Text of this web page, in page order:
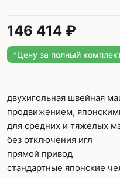
146 414 ₽
*Цену за полный
двухигольная швейная
продвижением,
для средних и тяжелых
без отключения игл
прямой привод
стандартные японские